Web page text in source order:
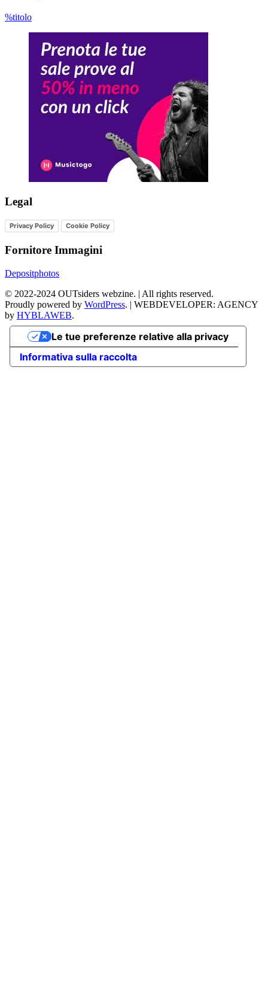
%titolo
Legal
Privacy Policy Cookie Policy
Fornitore Immagini
Depositphotos
© 2022-2024 OUTsiders webzine. | All rights reserved.
Proudly powered by WordPress. | WEBDEVELOPER: AGENCY
by HYBLAWEB.
Informativa sulla raccolta
Le tue preferenze relative alla privacy